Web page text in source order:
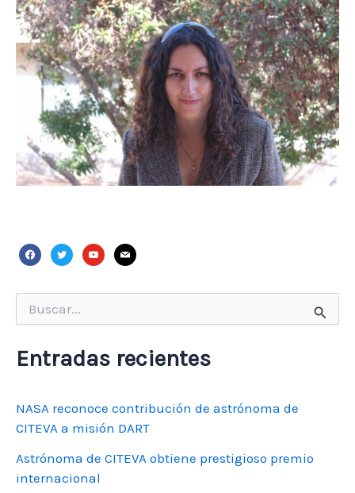
facebook
twitteryoutube
mail
por:
Entradas recientes
NASA reconoce contribución de astrónoma de
CITEVA a misión DART
Astrónoma de CITEVA obtiene prestigioso premio
internacional